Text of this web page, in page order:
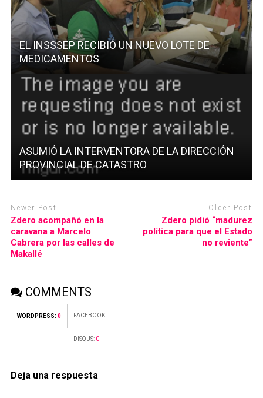
EL INSSSEP RECIBIÓ UN NUEVO LOTE DE
MEDICAMENTOS
ASUMIÓ LA INTERVENTORA DE LA DIRECCIÓN
PROVINCIAL DE CATASTRO
Newer Post
Zdero acompañó en la
caravana a Marcelo
Cabrera por las calles de
Makallé
Older Post
Zdero pidió “madurez
política para que el Estado
no reviente”
COMMENTS
WORDPRESS: 0 FACEBOOK:
DISQUS: 0
Deja una respuesta